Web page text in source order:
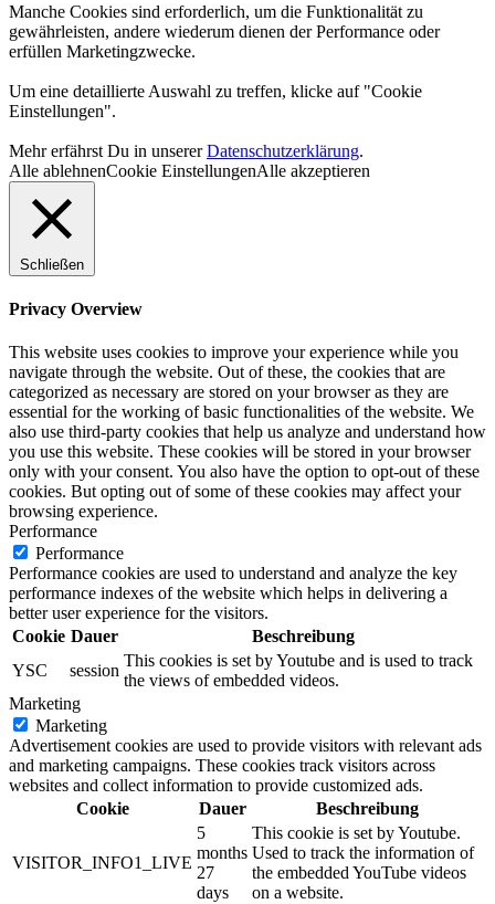
Manche Cookies sind erforderlich, um die Funktionalität zu
gewährleisten, andere wiederum dienen der Performance oder
erfüllen Marketingzwecke.
Um eine detaillierte Auswahl zu treffen, klicke auf "Cookie
Einstellungen".
Mehr erfährst Du in unsererDatenschutzerklärung.
Alle ablehnenCookie EinstellungenAlle akzeptieren
Schließen
Privacy Overview
This website uses cookies to improve your experience while you
navigate through the website. Out of these, the cookies that are
categorized as necessary are stored on your browser as they are
essential for the working of basic functionalities of the website. We
also use third-party cookies that help us analyze and understand how
you use this website. These cookies will be stored in your browser
only with your consent. You also have the option to opt-out of these
cookies. But opting out of some of these cookies may affect your
browsing experience.
Performance
Performance
Performance cookies are used to understand and analyze the key
performance indexes of the website which helps in delivering a
better user experience for the visitors.
Cookie Dauer
Beschreibung
YSC
session
This cookies is set by Youtube and is used to track
the views of embedded videos.
Marketing
Marketing
Advertisement cookies are used to provide visitors with relevant ads
and marketing campaigns. These cookies track visitors across
websites and collect information to provide customized ads.
Cookie
Dauer Beschreibung
VISITOR_INFO1_LIVE
5
months
27
days
This cookie is set by Youtube.
Used to track the information of
the embedded YouTube videos
on a website.